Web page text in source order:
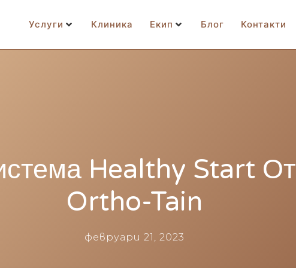
Услуги Клиника Екип Блог Контакти
Healthy Start От
Ortho-Tain
февруари 21, 2023